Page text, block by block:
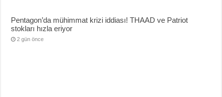
Pentagon’da mühimmat krizi iddiası! THAAD ve Patriot
stokları hızla eriyor
2 gün önce